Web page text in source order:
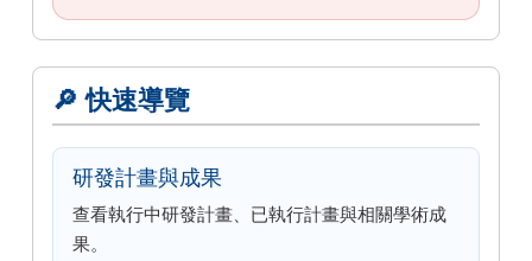
🔎 快速導覽
研發計畫與成果
查看執行中研發計畫、已執行計畫與相關學術成
果。